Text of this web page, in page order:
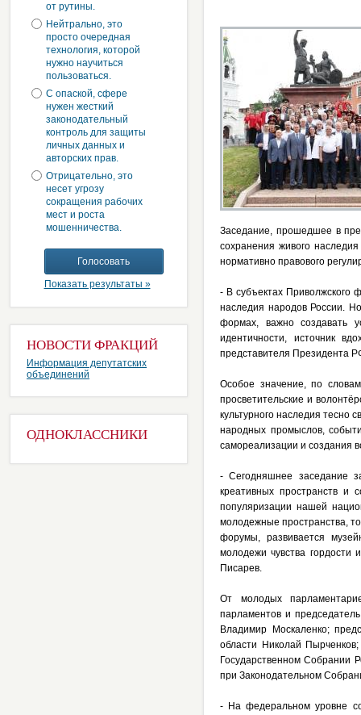
от рутины.
Нейтрально, это
просто очередная
технология, которой
нужно научиться
пользоваться.
С опаской, сфере
нужен жесткий
законодательный
контроль для защиты
личных данных и
авторских прав.
Отрицательно, это
несет угрозу
сокращения рабочих
мест и роста
мошенничества.
Показать результаты »
НОВОСТИ ФРАКЦИЙ
Информация депутатских
объединений
ОДНОКЛАССНИКИ
Заседание, прошедшее в
сохранения живого
нормативно правового
- В субъектах Приволжского
наследия народов России.
формах, важно создавать
идентичности, источник
представителя Президента
Особое значение, по
просветительские и
культурного наследия тесно
народных промыслов,
самореализации и создания
- Сегодняшнее заседание
креативных пространств и
популяризации нашей
молодежные пространства,
форумы, развивается
молодежи чувства гордости
Писарев.
От молодых
парламентов и
Владимир Москаленко;
области Николай
Государственном Собрании
при Законодательном
- На федеральном уровне